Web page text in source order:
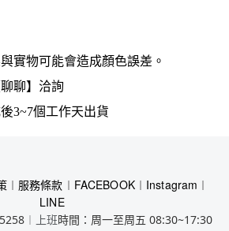
實物可能會造成顏色誤差。
聊】洽詢
3~7個工作天出貨
︱ 服務條款 ︱ FACEBOOK︱ Instagram ︱
LINE
︱上班時間：周一至周五 08:30~17:30